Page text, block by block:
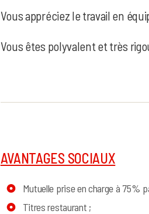
Vous appréciez le travail en
Vous êtes polyvalent et très
AVANTAGES SOCIAUX
Mutuelle prise en charge à 75%
Titres restaurant ;